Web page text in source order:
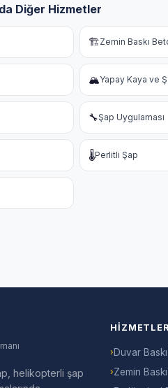
Diğer Hizmetler
🏗️Zemin Baskı
🏔️Yapay Kaya ve
🔧Şap Uygulaması
🌡️Perlitli Şap
helikopterli şap
› Duvar
›Zemin